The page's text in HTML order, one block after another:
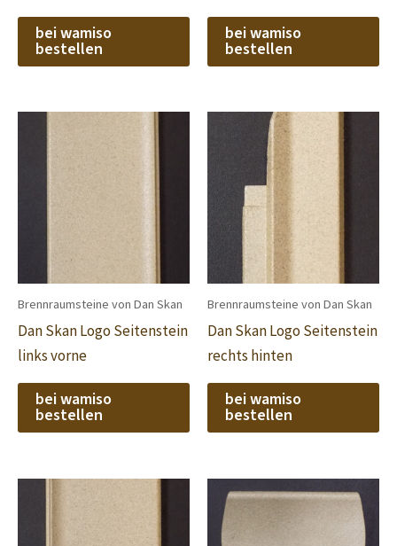
bei wamiso
bestellen
bei wamiso
bestellen
Brennraumsteine von Dan Skan
Dan Skan Logo Seitenstein
links vorne
bei wamiso
bestellen
Brennraumsteine von Dan Skan
Dan Skan Logo Seitenstein
rechts hinten
bei wamiso
bestellen